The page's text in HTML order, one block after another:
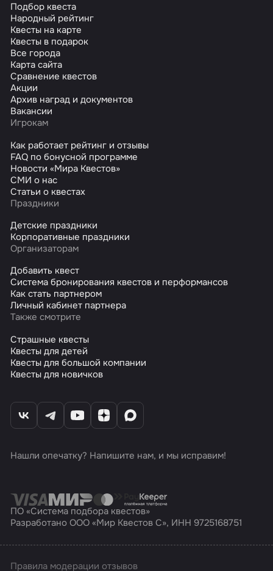
Подбор квеста
Народный рейтинг
Квесты на карте
Квесты в подарок
Все города
Карта сайта
Сравнение квестов
Акции
Архив наград и документов
Вакансии
Игрокам
Как работает рейтинг и отзывы
FAQ по бонусной программе
Новости «Мира Квестов»
СМИ о нас
Статьи о квестах
Праздники
Детские праздники
Корпоративные праздники
Организаторам
Добавить квест
Система бронирования квестов и перформансов
Как стать партнером
Личный кабинет партнера
Также смотрите
Страшные квесты
Квесты для детей
Квесты для большой компании
Квесты для новичков
Нашли опечатку? Напишите нам, и мы исправим!
ПО «Система подбора квестов»
Разработано ООО «Мир Квестов С», ИНН 9725168751
Правила модерации отзывов